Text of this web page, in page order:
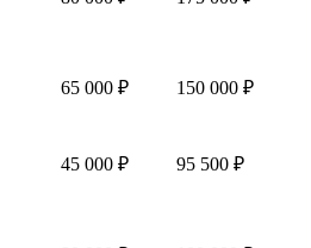
65 000 ₽ 150 000 ₽
45 000 ₽ 95 500 ₽